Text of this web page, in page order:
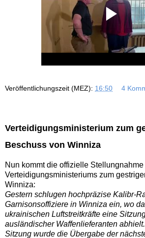
Veröffentlichungszeit (MEZ): 16:50 4
Verteidigungsministerium zum
Beschuss von Winniza
Nun kommt die offizielle
Verteidigungsministeriums zum
Winniza:
Gestern schlugen hochpräzise Kalibr-
Garnisonsoffiziere in Winniza ein, wo
ukrainischen Luftstreitkräfte eine
ausländischer Waffenlieferanten
Sitzung wurde die Übergabe der